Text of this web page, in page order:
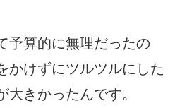
予算的に無理だったの
かけずにツルツルにした
大きかったんです。